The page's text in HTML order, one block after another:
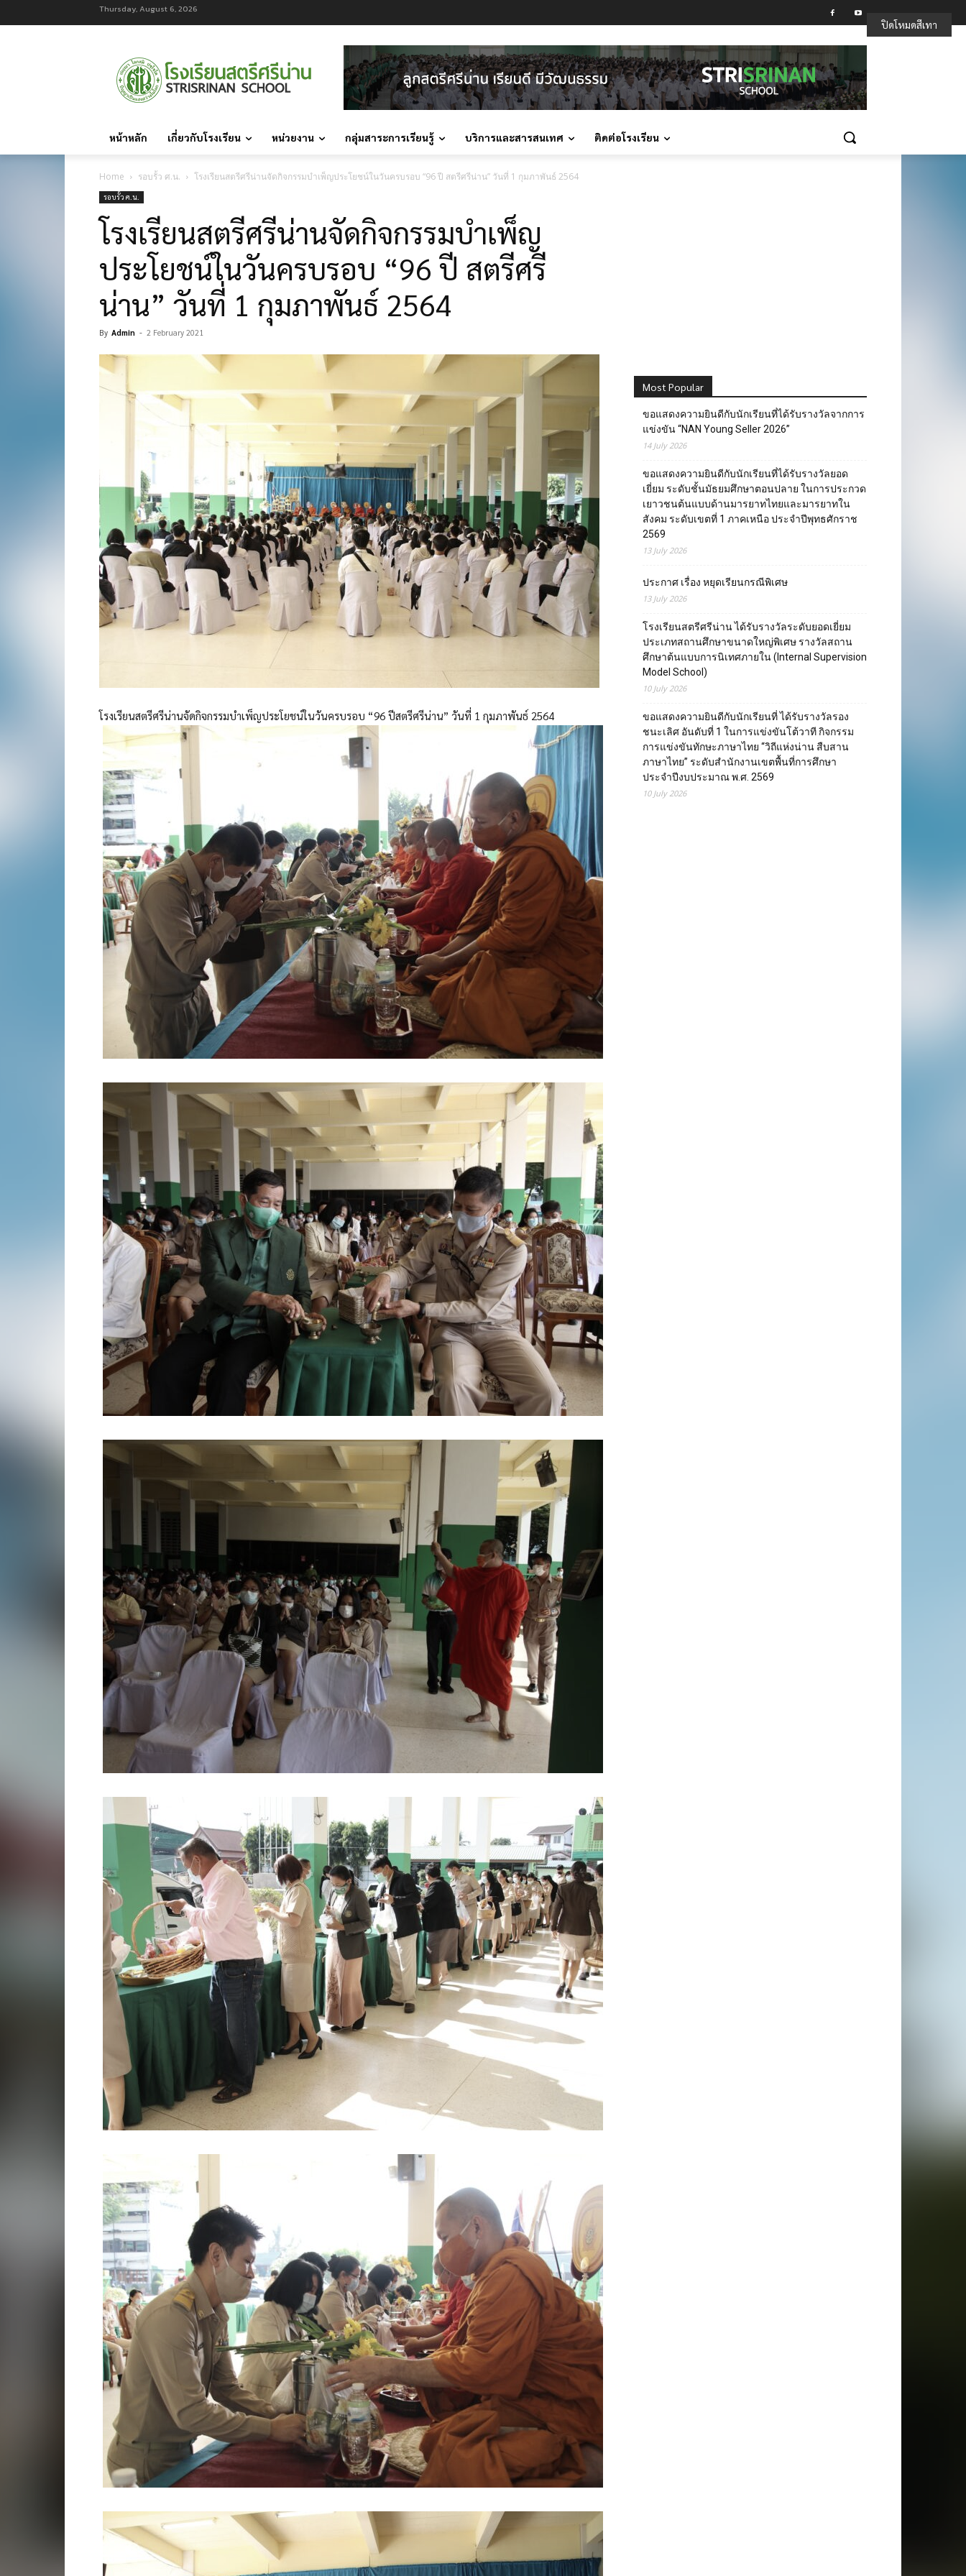
Thursday, August 6, 2026
หน้าหลัก เกี่ยวกับโรงเรียน หน่วยงาน กลุ่มสาระการเรียนรู้ บริการและสารสนเทศ ติดต่อโรงเรียน
Home รอบรั้ว ศ.น. โรงเรียนสตรีศรีน่านจัดกิจกรรมบำเพ็ญประโยชน์ในวันครบรอบ “96 ปี สตรีศรีน่าน” วันที่ 1 กุมภาพันธ์ 2564
รอบรั้ว ศ.น.
โรงเรียนสตรีศรีน่านจัดกิจกรรมบำเพ็ญ
ประโยชน์ในวันครบรอบ “96 ปี สตรีศรี
น่าน” วันที่ 1 กุมภาพันธ์ 2564
By Admin - 2 February 2021
โรงเรียนสตรีศรีน่านจัดกิจกรรมบำเพ็ญประโยชน์ในวันครบรอบ “96 ปีสตรีศรีน่าน” วันที่ 1 กุมภาพันธ์ 2564
Most Popular
ขอแสดงความยินดีกับนักเรียนที่ได้รับรางวัลจากการ
แข่งขัน “NAN Young Seller 2026”
14 July 2026
ขอแสดงความยินดีกับนักเรียนที่ได้รับรางวัลยอด
เยี่ยม ระดับชั้นมัธยมศึกษาตอนปลาย ในการประกวด
เยาวชนต้นแบบด้านมารยาทไทยและมารยาทใน
สังคม ระดับเขตที่ 1 ภาคเหนือ ประจำปีพุทธศักราช
2569
13 July 2026
ประกาศ เรื่อง หยุดเรียนกรณีพิเศษ
13 July 2026
โรงเรียนสตรีศรีน่าน ได้รับรางวัลระดับยอดเยี่ยม
ประเภทสถานศึกษาขนาดใหญ่พิเศษ รางวัลสถาน
ศึกษาต้นแบบการนิเทศภายใน (Internal Supervision
Model School)
10 July 2026
ขอแสดงความยินดีกับนักเรียนที่ ได้รับรางวัลรอง
ชนะเลิศ อันดับที่ 1 ในการแข่งขันโต้วาที กิจกรรม
การแข่งขันทักษะภาษาไทย “วิถีแห่งน่าน สืบสาน
ภาษาไทย” ระดับสำนักงานเขตพื้นที่การศึกษา
ประจำปีงบประมาณ พ.ศ. 2569
10 July 2026
ปิดโหมดสีเทา